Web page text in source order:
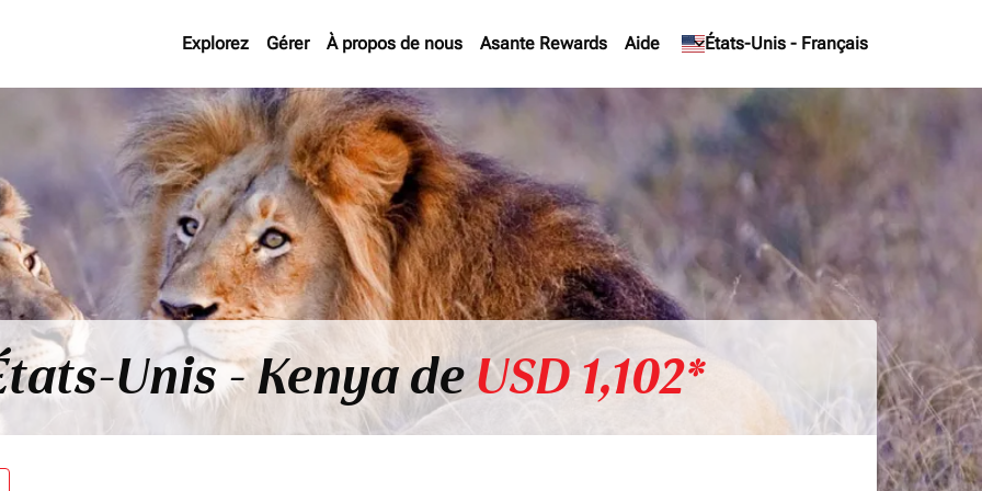
Explorez Gérer À propos de nous Asante Rewards Aide États-Unis - Français
keyboard_arrow_down
Unis - Kenya de USD 1,102*